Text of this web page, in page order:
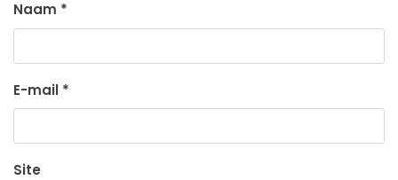
Naam *
E-mail *
Site